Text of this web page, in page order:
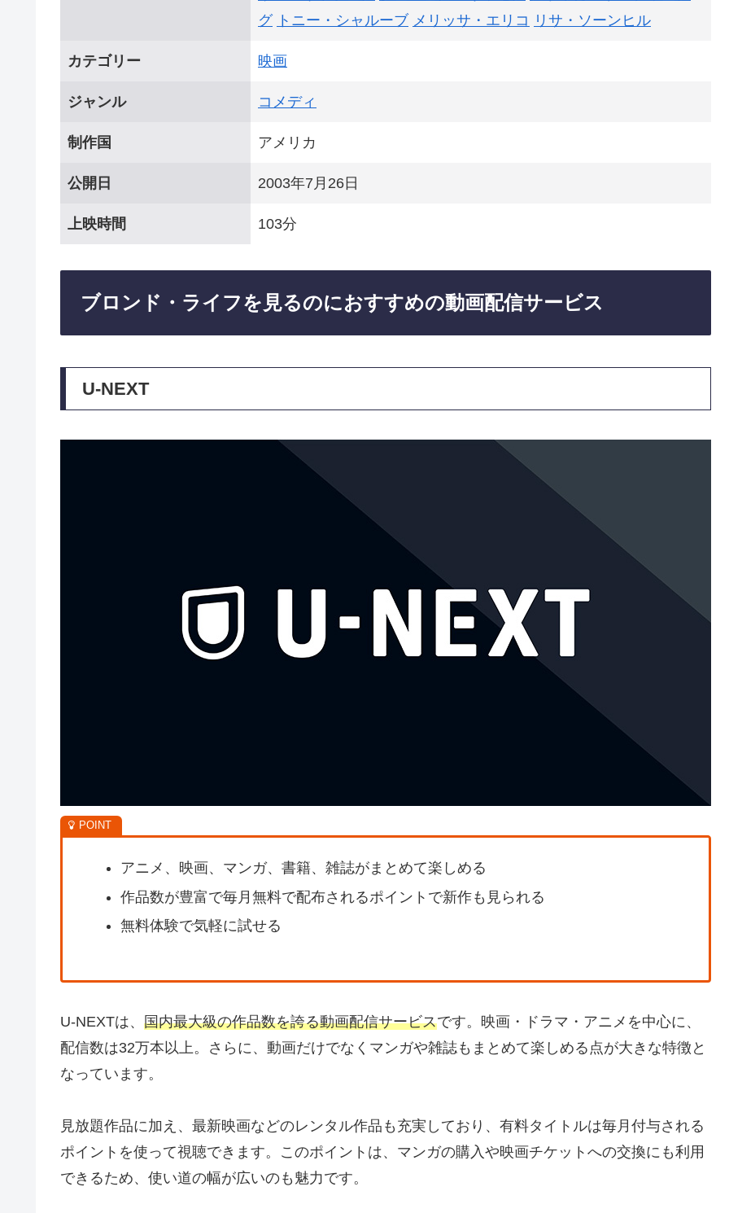
グ トニー・シャルーブ メリッサ・エリコ リサ・ソーンヒル
カテゴリー 映画
ジャンル コメディ
制作国 アメリカ
公開日 2003年7月26日
上映時間 103分
ブロンド・ライフを見るのにおすすめの動画配信サービス
U-NEXT
アニメ、映画、マンガ、書籍、雑誌がまとめて楽しめる
作品数が豊富で毎月無料で配布されるポイントで新作も見られる
無料体験で気軽に試せる
U-NEXTは、 国内最大級の作品数を誇る動画配信サービスです。映画・ドラマ・アニメを中心に、
配信数は32万本以上。さらに、動画だけでなくマンガや雑誌もまとめて楽しめる点が大きな特徴と
なっています。
見放題作品に加え、最新映画などのレンタル作品も充実しており、有料タイトルは毎月付与される
ポイントを使って視聴できます。このポイントは、マンガの購入や映画チケットへの交換にも利用
できるため、使い道の幅が広いのも魅力です。